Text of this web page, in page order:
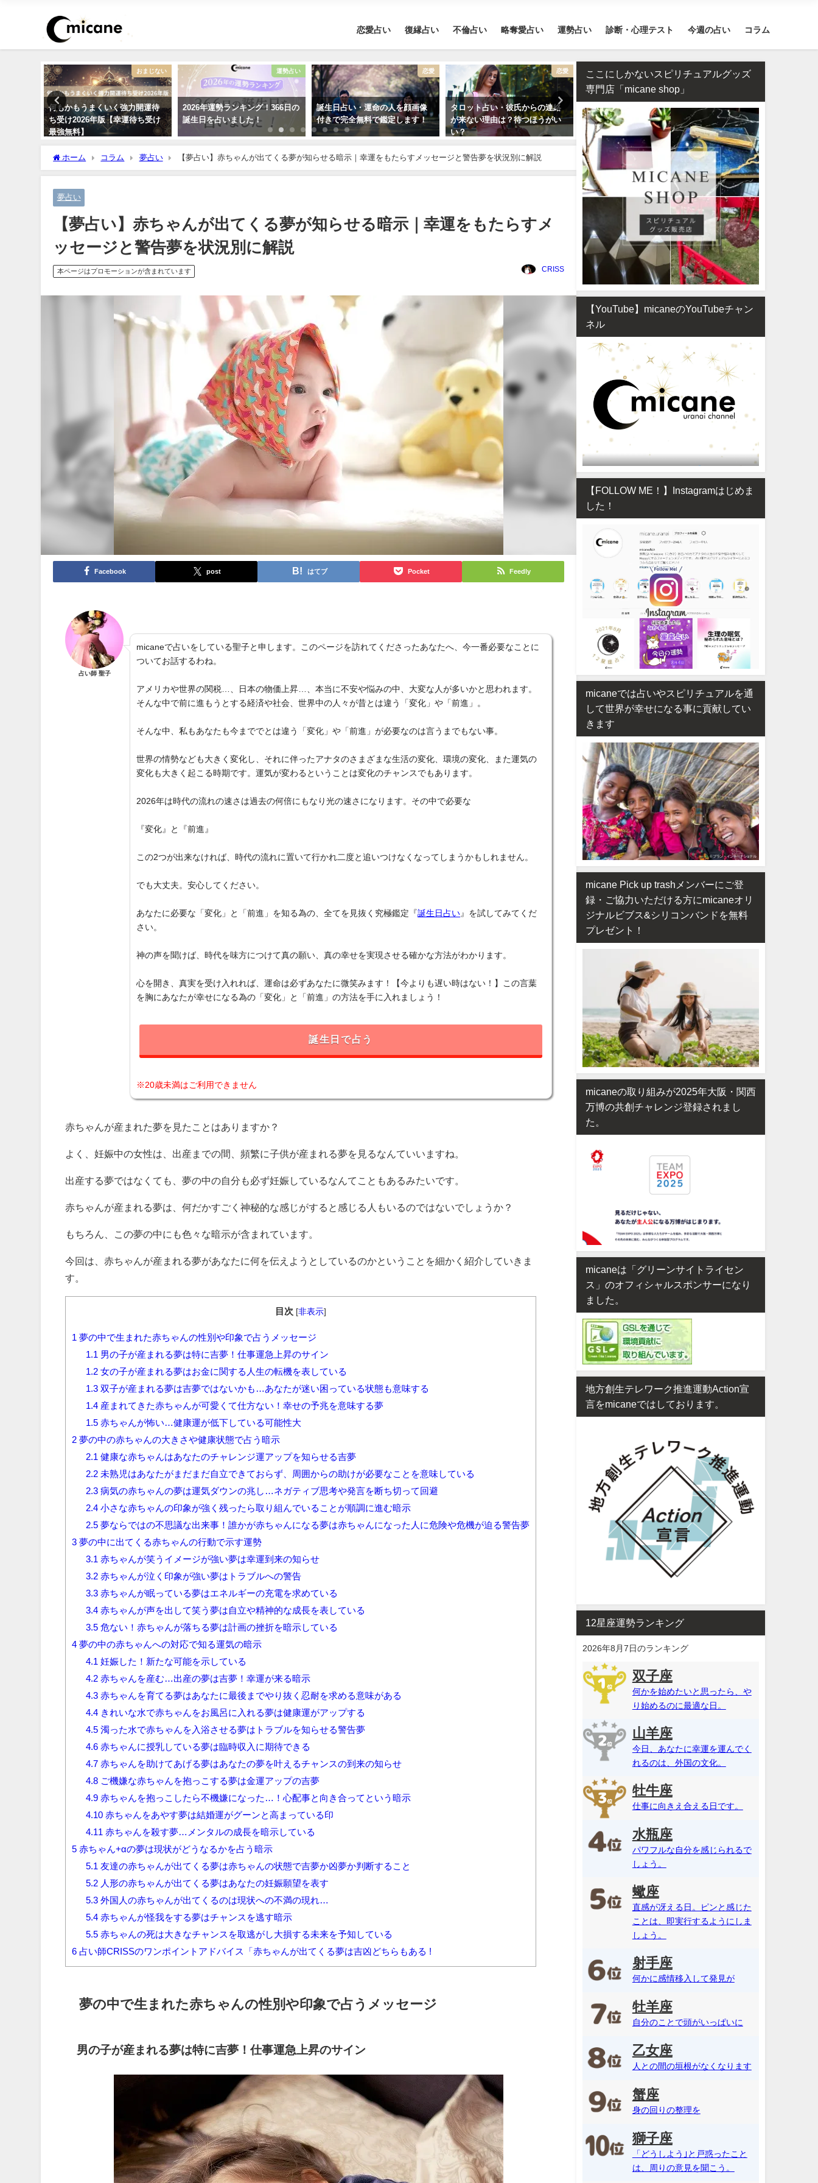
恋愛占い 復縁占い 不倫占い 略奪愛占い 運勢占い 診断・心理テスト 今週の占い コラム
おまじない
もかもうまくいく強力開運待
受け2026年版【幸運待ち受け
運勢占い
2026年運勢ランキング！366日の
誕生日を占いました！
恋愛
誕生日占い・運命の人を顔画像
付きで完全無料で鑑定します！
恋愛
タロット占い・彼氏からの連絡
が来ない理由は？待つほうがい
恋愛
タロット占い・彼氏の浮気が心
配…浮気度診断でチェック！
タロット占い・元彼の今の私に
対する気持ちは？どう思って
る？
ホーム コラム 夢占い 【夢占い】赤ちゃんが出てくる夢が知らせる暗示｜幸運をもたらすメッセージと警告夢を状況別に解説
夢占い
【夢占い】赤ちゃんが出てくる夢が知らせる暗示｜幸運をもたらすメ
ッセージと警告夢を状況別に解説
本ページはプロモーションが含まれています CRISS
Facebook post はてブ Pocket Feedly
占い師 聖子
micaneで占いをしている聖子と申します。このページを訪れてくださったあなたへ、今一番必要なことに
ついてお話するわね。
アメリカや世界の関税…、日本の物価上昇…、本当に不安や悩みの中、大変な人が多いかと思われます。
そんな中で前に進もうとする経済や社会、世界中の人々が昔とは違う「変化」や「前進」。
そんな中、私もあなたも今まででとは違う「変化」や「前進」が必要なのは言うまでもない事。
世界の情勢なども大きく変化し、それに伴ったアナタのさまざまな生活の変化、環境の変化、また運気の
変化も大きく起こる時期です。運気が変わるということは変化のチャンスでもあります。
2026年は時代の流れの速さは過去の何倍にもなり光の速さになります。その中で必要な
『変化』と『前進』
この2つが出来なければ、時代の流れに置いて行かれ二度と追いつけなくなってしまうかもしれません。
でも大丈夫。安心してください。
あなたに必要な「変化」と「前進」を知る為の、全てを見抜く究極鑑定『誕生日占い 』を試してみてくだ
さい。
神の声を聞けば、時代を味方につけて真の願い、真の幸せを実現させる確かな方法がわかります。
心を開き、真実を受け入れれば、運命は必ずあなたに微笑みます！【今よりも遅い時はない！】この言葉
を胸にあなたが幸せになる為の「変化」と「前進」の方法を手に入れましょう！
誕生日で占う
※20歳未満はご利用できません
赤ちゃんが産まれた夢を見たことはありますか？
よく、妊娠中の女性は、出産までの間、頻繁に子供が産まれる夢を見るなんていいますね。
出産する夢ではなくても、夢の中の自分も必ず妊娠しているなんてこともあるみたいです。
赤ちゃんが産まれる夢は、何だかすごく神秘的な感じがすると感じる人もいるのではないでしょうか？
もちろん、この夢の中にも色々な暗示が含まれています。
今回は、赤ちゃんが産まれる夢があなたに何を伝えようとしているのかということを細かく紹介していきま
す。
目次 [非表示]
1 夢の中で生まれた赤ちゃんの性別や印象で占うメッセージ
1.1 男の子が産まれる夢は特に吉夢！仕事運急上昇のサイン
1.2 女の子が産まれる夢はお金に関する人生の転機を表している
1.3 双子が産まれる夢は吉夢ではないかも…あなたが迷い困っている状態も意味する
1.4 産まれてきた赤ちゃんが可愛くて仕方ない！幸せの予兆を意味する夢
1.5 赤ちゃんが怖い…健康運が低下している可能性大
2 夢の中の赤ちゃんの大きさや健康状態で占う暗示
2.1 健康な赤ちゃんはあなたのチャレンジ運アップを知らせる吉夢
2.2 未熟児はあなたがまだまだ自立できておらず、周囲からの助けが必要なことを意味している
2.3 病気の赤ちゃんの夢は運気ダウンの兆し…ネガティブ思考や発言を断ち切って回避
2.4 小さな赤ちゃんの印象が強く残ったら取り組んでいることが順調に進む暗示
2.5 夢ならではの不思議な出来事！誰かが赤ちゃんになる夢は赤ちゃんになった人に危険や危機が迫る警告夢
3 夢の中に出てくる赤ちゃんの行動で示す運勢
3.1 赤ちゃんが笑うイメージが強い夢は幸運到来の知らせ
3.2 赤ちゃんが泣く印象が強い夢はトラブルへの警告
3.3 赤ちゃんが眠っている夢はエネルギーの充電を求めている
3.4 赤ちゃんが声を出して笑う夢は自立や精神的な成長を表している
3.5 危ない！赤ちゃんが落ちる夢は計画の挫折を暗示している
4 夢の中の赤ちゃんへの対応で知る運気の暗示
4.1 妊娠した！新たな可能を示している
4.2 赤ちゃんを産む…出産の夢は吉夢！幸運が来る暗示
4.3 赤ちゃんを育てる夢はあなたに最後までやり抜く忍耐を求める意味がある
4.4 きれいな水で赤ちゃんをお風呂に入れる夢は健康運がアップする
4.5 濁った水で赤ちゃんを入浴させる夢はトラブルを知らせる警告夢
4.6 赤ちゃんに授乳している夢は臨時収入に期待できる
4.7 赤ちゃんを助けてあげる夢はあなたの夢を叶えるチャンスの到来の知らせ
4.8 ご機嫌な赤ちゃんを抱っこする夢は金運アップの吉夢
4.9 赤ちゃんを抱っこしたら不機嫌になった…！心配事と向き合ってという暗示
4.10 赤ちゃんをあやす夢は結婚運がグーンと高まっている印
4.11 赤ちゃんを殺す夢…メンタルの成長を暗示している
5 赤ちゃん+αの夢は現状がどうなるかを占う暗示
5.1 友達の赤ちゃんが出てくる夢は赤ちゃんの状態で吉夢か凶夢か判断すること
5.2 人形の赤ちゃんが出てくる夢はあなたの妊娠願望を表す
5.3 外国人の赤ちゃんが出てくるのは現状への不満の現れ…
5.4 赤ちゃんが怪我をする夢はチャンスを逃す暗示
5.5 赤ちゃんの死は大きなチャンスを取逃がし大損する未来を予知している
6 占い師CRISSのワンポイントアドバイス「赤ちゃんが出てくる夢は吉凶どちらもある !
夢の中で生まれた赤ちゃんの性別や印象で占うメッセージ
男の子が産まれる夢は特に吉夢！仕事運急上昇のサイン
ここにしかないスピリチュアルグッズ
専門店「micane shop」
【YouTube】micaneのYouTubeチャン
ネル
【FOLLOW ME！】Instagramはじめま
した！
micaneでは占いやスピリチュアルを通
して世界が幸せになる事に貢献してい
きます
micane Pick up trashメンバーにご登
録・ご協力いただける方にmicaneオリ
ジナルビブス&シリコンバンドを無料
プレゼント！
micaneの取り組みが2025年大阪・関西
万博の共創チャレンジ登録されまし
た。
micaneは「グリーンサイトライセン
ス」のオフィシャルスポンサーになり
ました。
地方創生テレワーク推進運動Action宣
言をmicaneではしております。
12星座運勢ランキング
2026年8月7日のランキング
双子座
何かを始めたいと思ったら、や
り始めるのに最適な日。
山羊座
今日、あなたに幸運を運んでく
れるのは、外国の文化。
牡牛座
仕事に向きえ合える日です。
水瓶座
パワフルな自分を感じられるで
しょう。
蠍座
直感が冴える日。ピンと感じた
ことは、即実行するようにしま
しょう。
射手座
何かに感情移入して発見が
牡羊座
自分のことで頭がいっぱいに
乙女座
人との間の垣根がなくなります
蟹座
身の回りの整理を
獅子座
「どうしよう｣と戸惑ったこと
は、周りの意見を聞こう。